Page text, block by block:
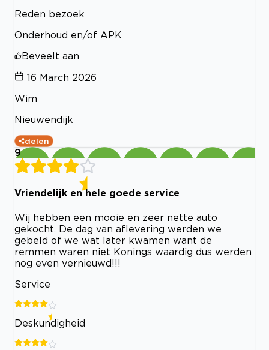
Reden bezoek
Onderhoud en/of APK
Beveelt aan
16 March 2026
Wim
Nieuwendijk
delen
9
Vriendelijk en hele goede service
Wij hebben een mooie en zeer nette auto
gekocht. De dag van aflevering werden we
gebeld of we wat later kwamen want de
remmen waren niet Konings waardig dus werden
nog even vernieuwd!!!
Service
Deskundigheid